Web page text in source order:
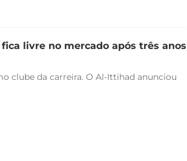
livre no mercado após três anos
clube da carreira. O Al-Ittihad anunciou